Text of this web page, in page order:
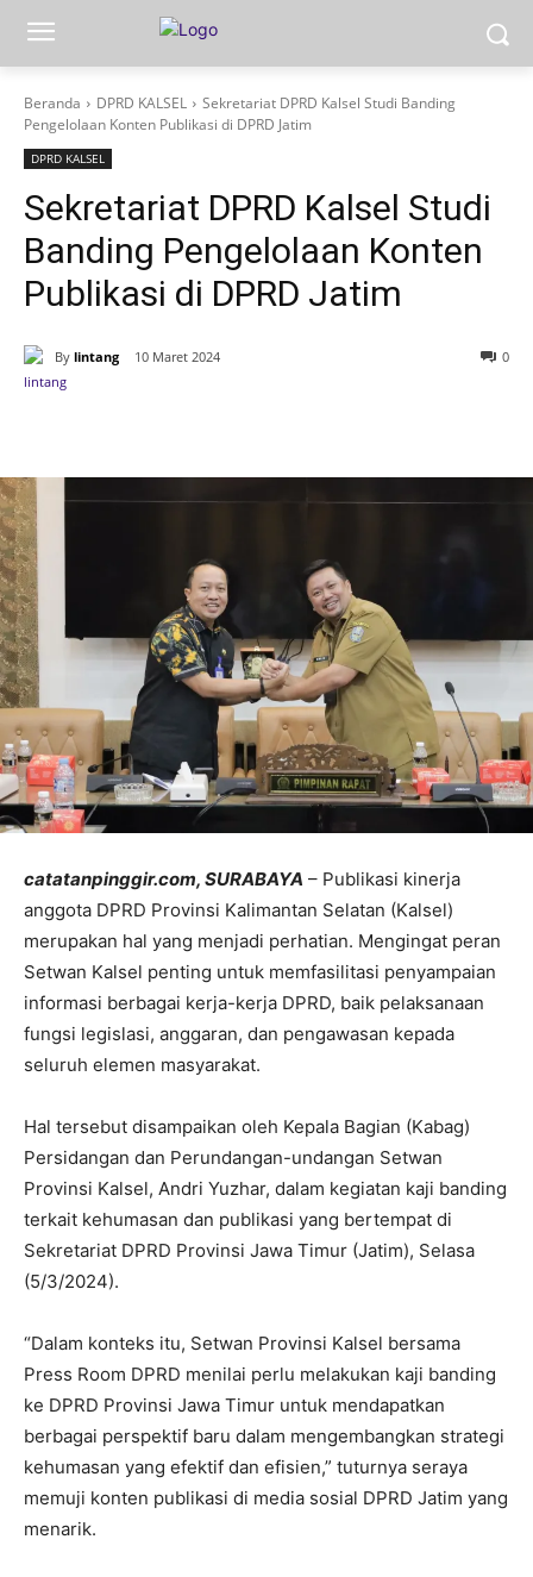
Beranda DPRD KALSEL
Sekretariat DPRD Kalsel Studi Banding
Pengelolaan Konten Publikasi di DPRD Jatim
DPRD KALSEL
Sekretariat DPRD Kalsel Studi
Banding Pengelolaan Konten
Publikasi di DPRD Jatim
By lintang 10 Maret 2024 0
catatanpinggir.com, SURABAYA – Publikasi kinerja
anggota DPRD Provinsi Kalimantan Selatan (Kalsel)
merupakan hal yang menjadi perhatian. Mengingat peran
Setwan Kalsel penting untuk memfasilitasi penyampaian
informasi berbagai kerja-kerja DPRD, baik pelaksanaan
fungsi legislasi, anggaran, dan pengawasan kepada
seluruh elemen masyarakat.
Hal tersebut disampaikan oleh Kepala Bagian (Kabag)
Persidangan dan Perundangan-undangan Setwan
Provinsi Kalsel, Andri Yuzhar, dalam kegiatan kaji banding
terkait kehumasan dan publikasi yang bertempat di
Sekretariat DPRD Provinsi Jawa Timur (Jatim), Selasa
(5/3/2024).
“Dalam konteks itu, Setwan Provinsi Kalsel bersama
Press Room DPRD menilai perlu melakukan kaji banding
ke DPRD Provinsi Jawa Timur untuk mendapatkan
berbagai perspektif baru dalam mengembangkan strategi
kehumasan yang efektif dan efisien,” tuturnya seraya
memuji konten publikasi di media sosial DPRD Jatim yang
menarik.